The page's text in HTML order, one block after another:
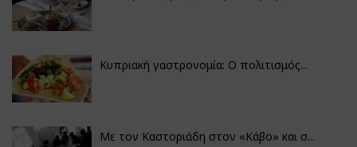
Κυπριακή γαστρονομία: Ο πολιτισμός...
Με τον Καστοριάδη στον «Κάβο» και σ...